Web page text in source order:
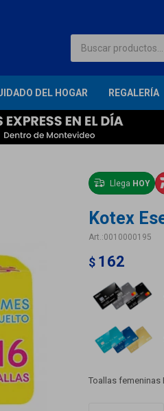
DEL HOGAR REGALERÍA
Llega HOY
Kotex
0010000195
$ 162
Toallas femeninas